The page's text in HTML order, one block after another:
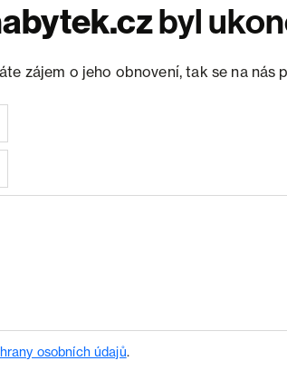
byl
zájem o jeho obnovení, tak se na nás
osobních údajů.